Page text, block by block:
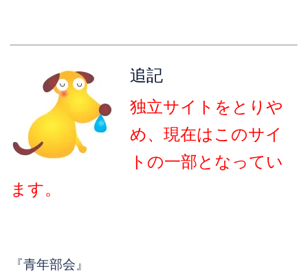
追記
独立サイトをとりや
め、現在はこのサイ
トの一部となってい
ます。
『青年部会』